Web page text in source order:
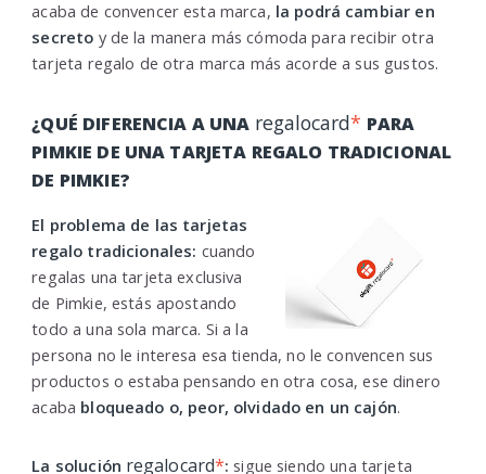
acaba de convencer esta marca, la podrá cambiar en
secreto y de la manera más cómoda para recibir otra
tarjeta regalo de otra marca más acorde a sus gustos.
¿QUÉ DIFERENCIA A UNA regalocard* PARA
PIMKIE DE UNA TARJETA REGALO TRADICIONAL
DE PIMKIE?
El problema de las tarjetas
regalo tradicionales: cuando
regalas una tarjeta exclusiva
de Pimkie, estás apostando
todo a una sola marca. Si a la
persona no le interesa esa tienda, no le convencen sus
productos o estaba pensando en otra cosa, ese dinero
acaba bloqueado o, peor, olvidado en un cajón.
La solución regalocard*: sigue siendo una tarjeta